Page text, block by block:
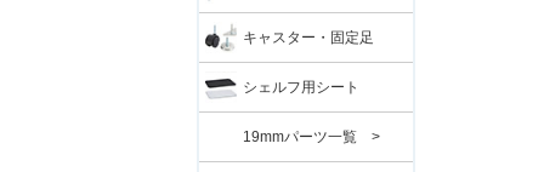
キャスター・固定足
シェルフ用シート
19mmパーツ一覧 >